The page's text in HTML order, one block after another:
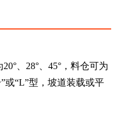
20° 28° 45° ，料仓可为
”或“L”型，坡道装载或平